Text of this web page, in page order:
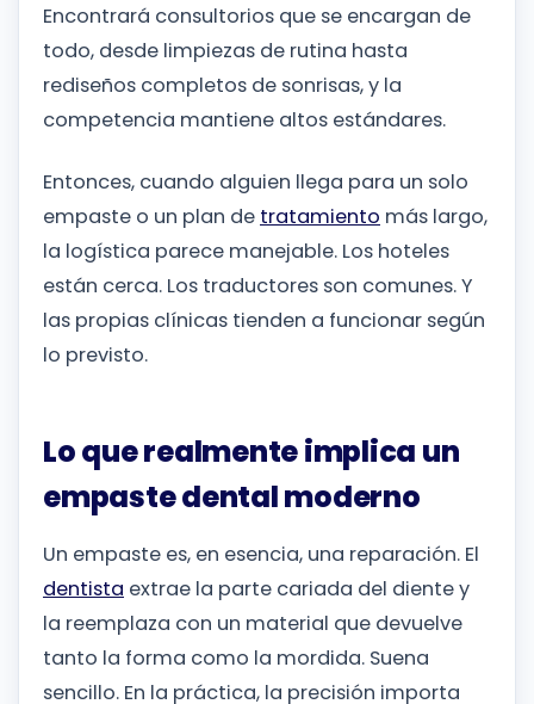
Encontrará consultorios que se encargan de
todo, desde limpiezas de rutina hasta
rediseños completos de sonrisas, y la
competencia mantiene altos estándares.
Entonces, cuando alguien llega para un solo
empaste o un plan de tratamiento más largo,
la logística parece manejable. Los hoteles
están cerca. Los traductores son comunes. Y
las propias clínicas tienden a funcionar según
lo previsto.
Lo que realmente implica un
empaste dental moderno
Un empaste es, en esencia, una reparación. El
dentista extrae la parte cariada del diente y
la reemplaza con un material que devuelve
tanto la forma como la mordida. Suena
sencillo. En la práctica, la precisión importa